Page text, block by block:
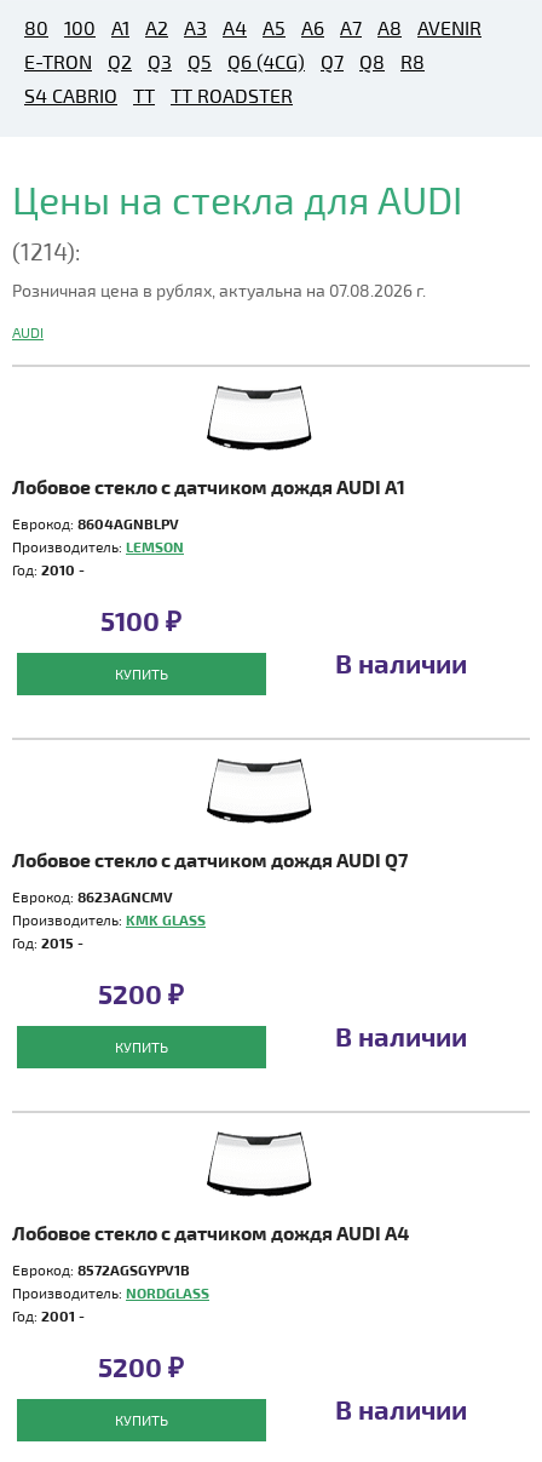
80 100 A1 A2 A3 A4 A5 A6 A7 A8
AVENIR
E-TRON
Q2 Q3 Q5 Q6 (4CG) Q7 Q8
R8
S4 CABRIO
TT TT ROADSTER
Цены на стекла для AUDI
(1214):
Розничная цена в рублях, актуальна на 07.08.2026 г.
AUDI
Лобовое стекло с датчиком дождя AUDI A1
Еврокод: 8604AGNBLPV
Производитель: LEMSON
Год: 2010 -
5100 ₽
КУПИТЬ В наличии
Лобовое стекло с датчиком дождя AUDI Q7
Еврокод: 8623AGNCMV
Производитель: KMK GLASS
Год: 2015 -
5200 ₽
КУПИТЬ В наличии
Лобовое стекло с датчиком дождя AUDI A4
Еврокод: 8572AGSGYPV1B
Производитель: NORDGLASS
Год: 2001 -
5200 ₽
КУПИТЬ В наличии